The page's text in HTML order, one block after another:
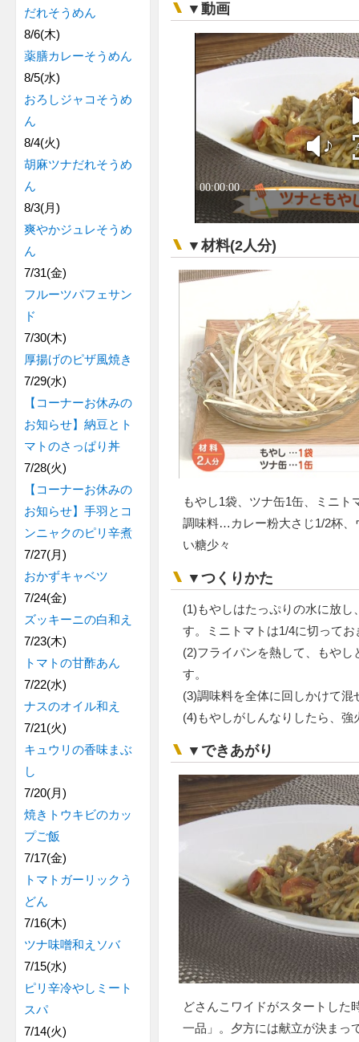
▼動画
▼材料(2人分)
もやし1袋、ツナ缶1缶、ミニト
調味料…カレー粉大さじ1/2杯、
い糖少々
▼つくりかた
(1)もやしはたっぷりの水に放
す。ミニトマトは1/4に切ってお
(2)フライパンを熱して、もや
す。
(3)調味料を全体に回しかけて
(4)もやしがしんなりしたら、
▼できあがり
どさんこワイドがスタートした
一品」。夕方には献立が決まっ
だれそうめん
8/6(木)
薬膳カレーそうめん
8/5(水)
おろしジャコそうめ
ん
8/4(火)
胡麻ツナだれそうめ
ん
8/3(月)
爽やかジュレそうめ
ん
7/31(金)
フルーツパフェサン
ド
7/30(木)
厚揚げのピザ風焼き
7/29(水)
【コーナーお休みの
お知らせ】納豆とト
マトのさっぱり丼
7/28(火)
【コーナーお休みの
お知らせ】手羽とコ
ンニャクのピリ辛煮
7/27(月)
おかずキャベツ
7/24(金)
ズッキーニの白和え
7/23(木)
トマトの甘酢あん
7/22(水)
ナスのオイル和え
7/21(火)
キュウリの香味まぶ
し
7/20(月)
焼きトウキビのカッ
プご飯
7/17(金)
トマトガーリックう
どん
7/16(木)
ツナ味噌和えソバ
7/15(水)
ピリ辛冷やしミート
スパ
7/14(火)